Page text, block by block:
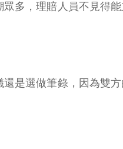
多，理賠人員不見得
是選做筆錄，因為雙